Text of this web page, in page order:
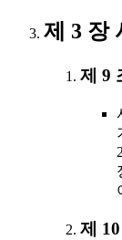
제 3 장
제 9
제